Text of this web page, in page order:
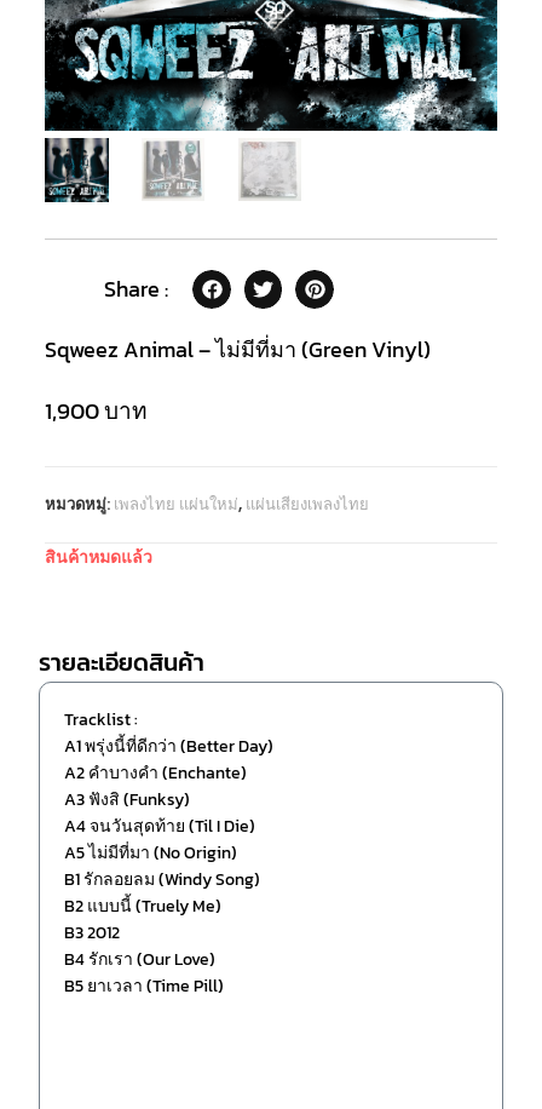
Share :
Sqweez Animal – ไม่มีที่มา (Green Vinyl)
1,900บาท
หมวดหมู่: เพลงไทย แผ่นใหม่, แผ่นเสียงเพลงไทย
สินค้าหมดแล้ว
รายละเอียดสินค้า
Tracklist :
A1 พรุ่งนี้ที่ดีกว่า (Better Day)
A2 คำบางคำ (Enchante)
A3 ฟังสิ (Funksy)
A4 จนวันสุดท้าย (Til I Die)
A5 ไม่มีที่มา (No Origin)
B1 รักลอยลม (Windy Song)
B2 แบบนี้ (Truely Me)
B3 2012
B4 รักเรา (Our Love)
B5 ยาเวลา (Time Pill)